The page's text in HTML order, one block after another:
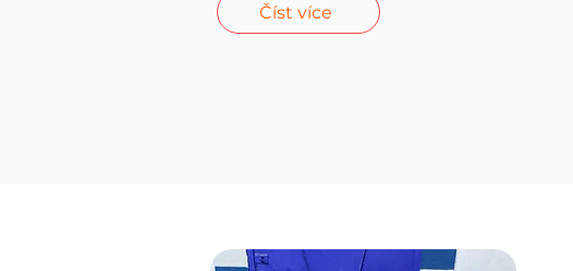
Číst více